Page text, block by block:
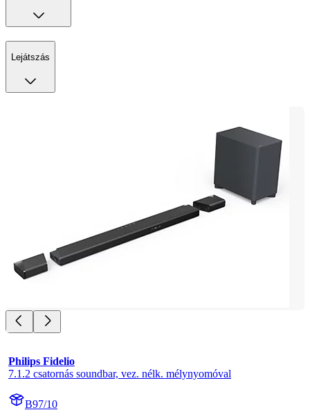
Lejátszás
Philips Fidelio
7.1.2 csatornás soundbar, vez. nélk. mélynyomóval
B97/10